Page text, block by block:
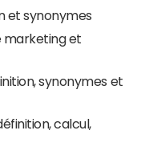
et synonymes
marketing et
synonymes et
calcul,